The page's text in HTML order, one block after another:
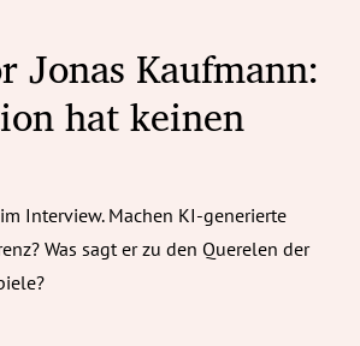
Jonas Kaufmann:
hat keinen
Interview. Machen KI-generierte
Was sagt er zu den Querelen der